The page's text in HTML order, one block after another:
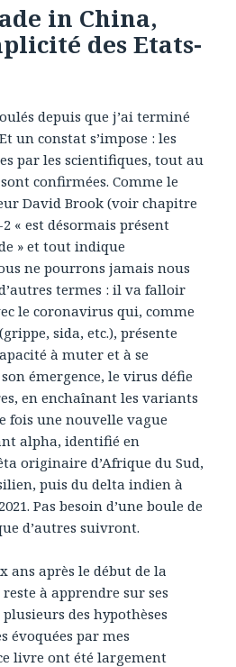
in China,
des Etats-
depuis que j’ai terminé
un constat s’impose : les
par les scientifiques, tout au
confirmées. Comme le
David Brook (voir chapitre
2 « est désormais présent
» et tout indique
ne pourrons jamais nous
termes : il va falloir
le coronavirus qui, comme
sida, etc.), présente
à muter et à se
émergence, le virus défie
en enchaînant les variants
fois une nouvelle vague
alpha, identifié en
originaire d’Afrique du Sud,
puis du delta indien à
Pas besoin d’une boule de
d’autres suivront.
ans après le début de la
à apprendre sur ses
des hypothèses
évoquées par mes
livre ont été largement